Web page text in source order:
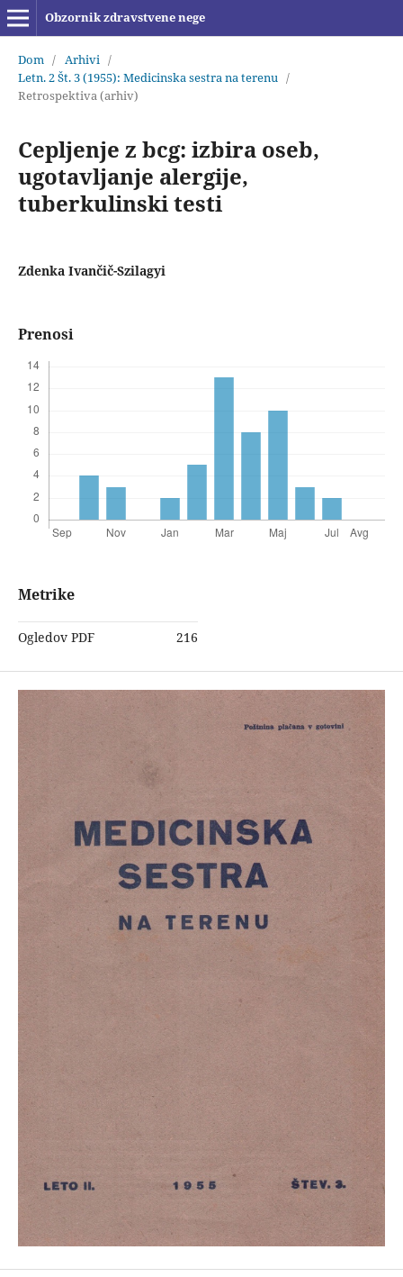
Obzornik zdravstvene nege
Dom / Arhivi /
Letn. 2 Št. 3 (1955): Medicinska sestra na terenu /
Retrospektiva (arhiv)
Cepljenje z bcg: izbira oseb,
ugotavljanje alergije,
tuberkulinski testi
Zdenka Ivančič-Szilagyi
Prenosi
Metrike
Ogledov PDF 216